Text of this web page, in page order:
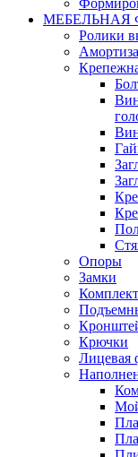
МЕБЕЛЬНАЯ
Ролики
Опоры
Замки
Крючки
Лицевая